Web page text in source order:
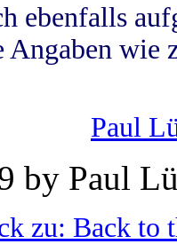
ebenfalls
Angaben wie
Paul
by Paul
zu: Back to